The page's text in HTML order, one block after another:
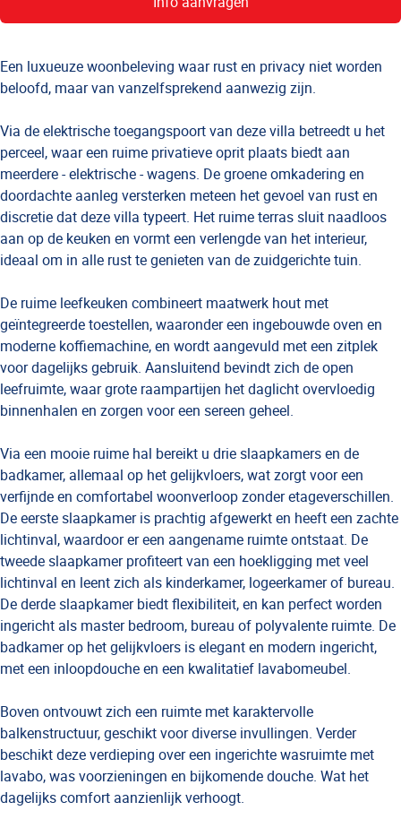
Een luxueuze woonbeleving waar rust en privacy niet worden
beloofd, maar van vanzelfsprekend aanwezig zijn.
Via de elektrische toegangspoort van deze villa betreedt u het
perceel, waar een ruime privatieve oprit plaats biedt aan
meerdere - elektrische - wagens. De groene omkadering en
doordachte aanleg versterken meteen het gevoel van rust en
discretie dat deze villa typeert. Het ruime terras sluit naadloos
aan op de keuken en vormt een verlengde van het interieur,
ideaal om in alle rust te genieten van de zuidgerichte tuin.
De ruime leefkeuken combineert maatwerk hout met
geïntegreerde toestellen, waaronder een ingebouwde oven en
moderne koffiemachine, en wordt aangevuld met een zitplek
voor dagelijks gebruik. Aansluitend bevindt zich de open
leefruimte, waar grote raampartijen het daglicht overvloedig
binnenhalen en zorgen voor een sereen geheel.
Via een mooie ruime hal bereikt u drie slaapkamers en de
badkamer, allemaal op het gelijkvloers, wat zorgt voor een
verfijnde en comfortabel woonverloop zonder etageverschillen.
De eerste slaapkamer is prachtig afgewerkt en heeft een zachte
lichtinval, waardoor er een aangename ruimte ontstaat. De
tweede slaapkamer profiteert van een hoekligging met veel
lichtinval en leent zich als kinderkamer, logeerkamer of bureau.
De derde slaapkamer biedt flexibiliteit, en kan perfect worden
ingericht als master bedroom, bureau of polyvalente ruimte. De
badkamer op het gelijkvloers is elegant en modern ingericht,
met een inloopdouche en een kwalitatief lavabomeubel.
Boven ontvouwt zich een ruimte met karaktervolle
balkenstructuur, geschikt voor diverse invullingen. Verder
beschikt deze verdieping over een ingerichte wasruimte met
lavabo, was voorzieningen en bijkomende douche. Wat het
dagelijks comfort aanzienlijk verhoogt.